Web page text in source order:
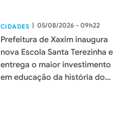
CIDADES | 05/08/2026 - 09h22
Prefeitura de Xaxim inaugura
nova Escola Santa Terezinha e
entrega o maior investimento
em educação da história do